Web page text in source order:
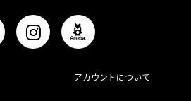
アカウントについて